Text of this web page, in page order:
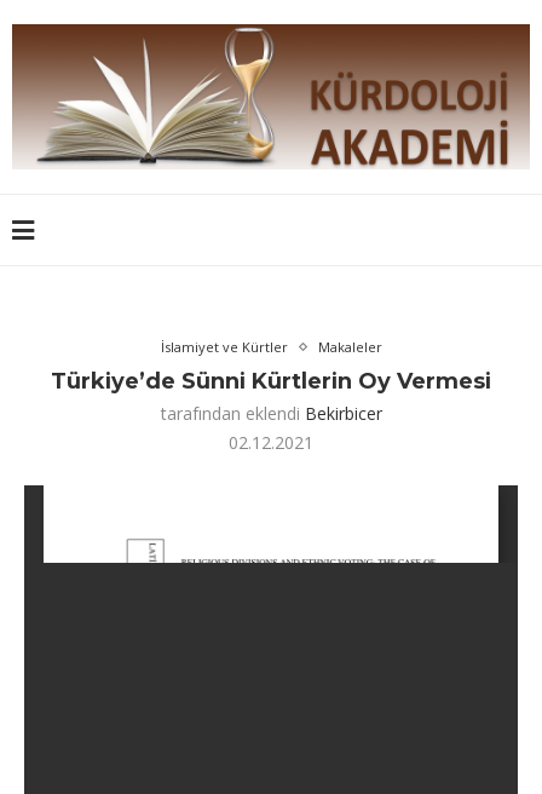
İslamiyet ve Kürtler Makaleler
Türkiye’de Sünni Kürtlerin Oy Vermesi
tarafından eklendi Bekirbicer
02.12.2021